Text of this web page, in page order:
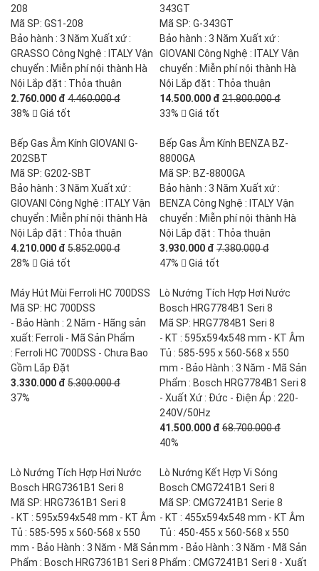
208
Mã SP: GS1-208
Bảo hành : 3 Năm Xuất xứ :
GRASSO Công Nghệ : ITALY Vận
chuyển : Miễn phí nội thành Hà
Nội Lắp đặt : Thỏa thuận
2.760.000 đ 4.460.000 đ
38%
Giá tốt
343GT
Mã SP: G-343GT
Bảo hành : 3 Năm Xuất xứ :
GIOVANI Công Nghệ : ITALY Vận
chuyển : Miễn phí nội thành Hà
Nội Lắp đặt : Thỏa thuận
14.500.000 đ 21.800.000 đ
33%
Giá tốt
Bếp Gas Âm Kính GIOVANI G-
202SBT
Mã SP: G202-SBT
Bảo hành : 3 Năm Xuất xứ :
GIOVANI Công Nghệ : ITALY Vận
chuyển : Miễn phí nội thành Hà
Nội Lắp đặt : Thỏa thuận
4.210.000 đ 5.852.000 đ
28%
Giá tốt
Bếp Gas Âm Kính BENZA BZ-
8800GA
Mã SP: BZ-8800GA
Bảo hành : 3 Năm Xuất xứ :
BENZA Công Nghệ : ITALY Vận
chuyển : Miễn phí nội thành Hà
Nội Lắp đặt : Thỏa thuận
3.930.000 đ 7.380.000 đ
47%
Giá tốt
Máy Hút Mùi Ferroli HC 700DSS
Mã SP: HC 700DSS
- Bảo Hành : 2 Năm - Hãng sản
xuất: Ferroli - Mã Sản Phẩm
: Ferroli HC 700DSS - Chưa Bao
Gồm Lắp Đặt
3.330.000 đ 5.300.000 đ
37%
Lò Nướng Tích Hợp Hơi Nước
Bosch HRG7784B1 Seri 8
Mã SP: HRG7784B1 Seri 8
- KT : 595x594x548 mm - KT Âm
Tủ : 585-595 x 560-568 x 550
mm - Bảo Hành : 3 Năm - Mã Sản
Phẩm : Bosch HRG7784B1 Seri 8
- Xuất Xứ : Đức - Điện Áp : 220-
240V/50Hz
41.500.000 đ 68.700.000 đ
40%
Lò Nướng Tích Hợp Hơi Nước
Bosch HRG7361B1 Seri 8
Mã SP: HRG7361B1 Seri 8
- KT : 595x594x548 mm - KT Âm
Tủ : 585-595 x 560-568 x 550
mm - Bảo Hành : 3 Năm - Mã Sản
Phẩm : Bosch HRG7361B1 Seri 8
Lò Nướng Kết Hợp Vi Sóng
Bosch CMG7241B1 Seri 8
Mã SP: CMG7241B1 Serie 8
- KT : 455x594x548 mm - KT Âm
Tủ : 450-455 x 560-568 x 550
mm - Bảo Hành : 3 Năm - Mã Sản
Phẩm : CMG7241B1 Seri 8 - Xuất